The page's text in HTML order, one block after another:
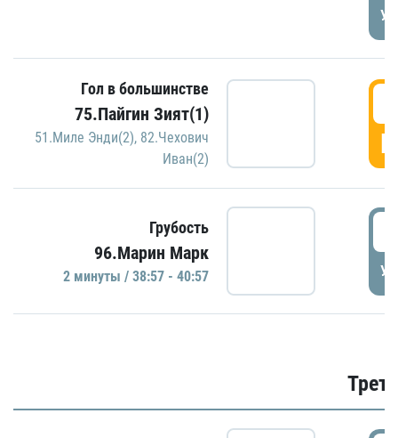
Гол в большинстве
75.Пайгин Зият(1)
51.Миле Энди(2), 82.Чехович
Иван(2)
Грубость
96.Марин Марк
2 минуты / 38:57 - 40:57